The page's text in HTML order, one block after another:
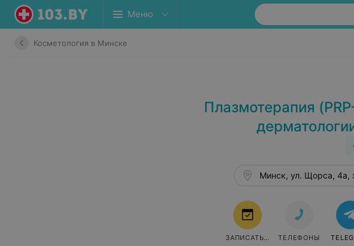
Меню
Косметология в Минске
Плазмотерапия
Минск, ул. Щорса, 4а,
ЗАПИСАТЬСЯ ТЕЛЕФОНЫ